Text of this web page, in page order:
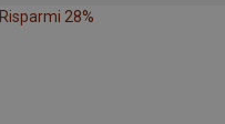
Risparmi 28%